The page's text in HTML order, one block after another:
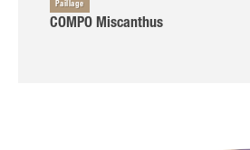
Paillage
COMPO Miscanthus